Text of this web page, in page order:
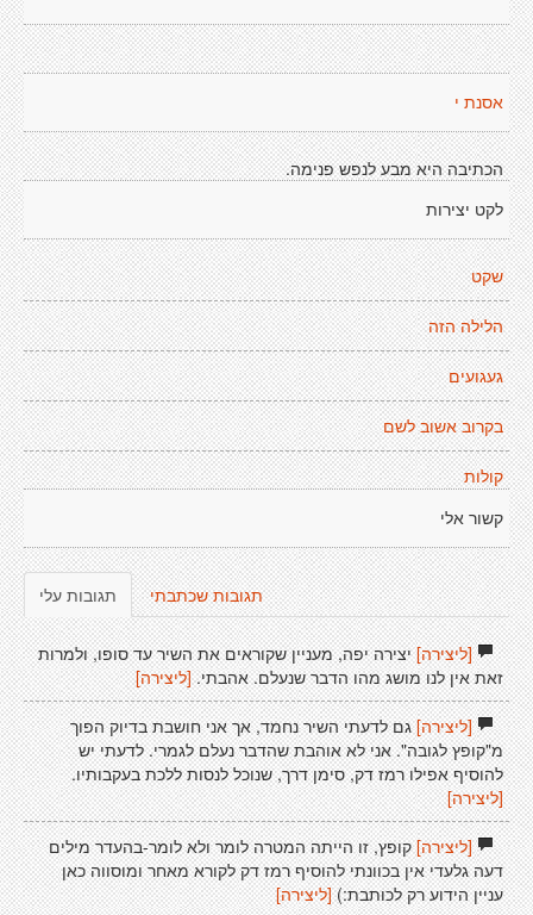
אסנת י
הכתיבה היא מבע לנפש פנימה.
לקט יצירות
שקט
הלילה הזה
געגועים
בקרוב אשוב לשם
קולות
קשור אלי
תגובות עלי תגובות שכתבתי
[ליצירה]יצירה יפה, מעניין שקוראים את השיר עד סופו, ולמרות
זאת אין לנו מושג מהו הדבר שנעלם. אהבתי. [ליצירה]
[ליצירה]גם לדעתי השיר נחמד, אך אני חושבת בדיוק הפוך
מ"קופץ לגובה". אני לא אוהבת שהדבר נעלם לגמרי. לדעתי יש
להוסיף אפילו רמז דק, סימן דרך, שנוכל לנסות ללכת בעקבותיו.
[ליצירה]
[ליצירה]קופץ, זו הייתה המטרה לומר ולא לומר-בהעדר מילים
דעה גלעדי אין בכוונתי להוסיף רמז דק לקורא מאחר ומוסווה כאן
עניין הידוע רק לכותבת:) [ליצירה]